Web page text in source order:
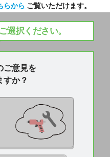
らから ご覧いただけます。
選択ください。
ご意見を
すか？